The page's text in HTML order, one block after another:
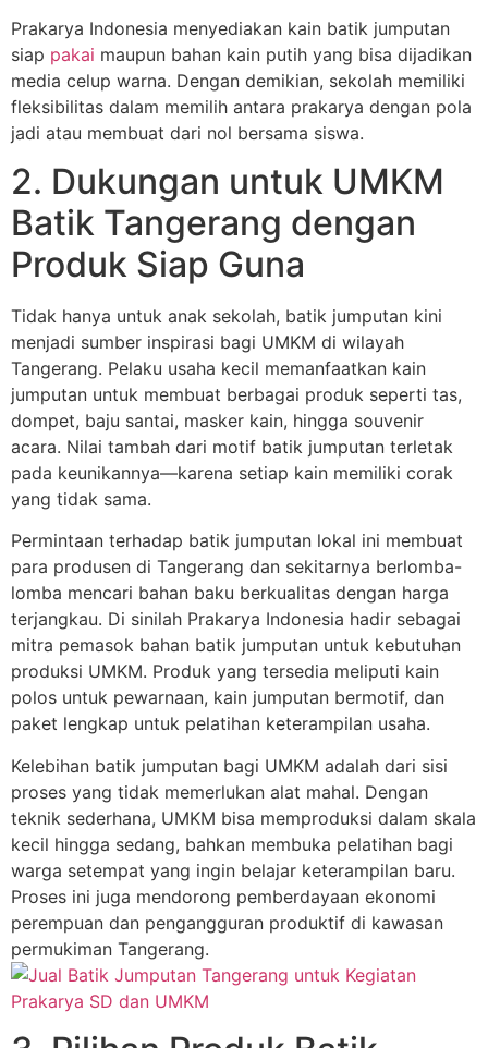
Prakarya Indonesia menyediakan kain batik jumputan
siap pakai maupun bahan kain putih yang bisa dijadikan
media celup warna. Dengan demikian, sekolah memiliki
fleksibilitas dalam memilih antara prakarya dengan pola
jadi atau membuat dari nol bersama siswa.
2. Dukungan untuk UMKM
Batik Tangerang dengan
Produk Siap Guna
Tidak hanya untuk anak sekolah, batik jumputan kini
menjadi sumber inspirasi bagi UMKM di wilayah
Tangerang. Pelaku usaha kecil memanfaatkan kain
jumputan untuk membuat berbagai produk seperti tas,
dompet, baju santai, masker kain, hingga souvenir
acara. Nilai tambah dari motif batik jumputan terletak
pada keunikannya—karena setiap kain memiliki corak
yang tidak sama.
Permintaan terhadap batik jumputan lokal ini membuat
para produsen di Tangerang dan sekitarnya berlomba-
lomba mencari bahan baku berkualitas dengan harga
terjangkau. Di sinilah Prakarya Indonesia hadir sebagai
mitra pemasok bahan batik jumputan untuk kebutuhan
produksi UMKM. Produk yang tersedia meliputi kain
polos untuk pewarnaan, kain jumputan bermotif, dan
paket lengkap untuk pelatihan keterampilan usaha.
Kelebihan batik jumputan bagi UMKM adalah dari sisi
proses yang tidak memerlukan alat mahal. Dengan
teknik sederhana, UMKM bisa memproduksi dalam skala
kecil hingga sedang, bahkan membuka pelatihan bagi
warga setempat yang ingin belajar keterampilan baru.
Proses ini juga mendorong pemberdayaan ekonomi
perempuan dan pengangguran produktif di kawasan
permukiman Tangerang.